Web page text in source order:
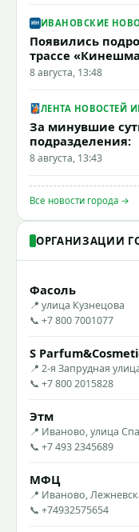
ИВАНОВСКИЕ
Появились
трассе
8 августа, 13:48
ЛЕНТА НОВОСТЕЙ
За минувшие
подразделения:
8 августа, 13:43
Все новости города →
ОРГАНИЗАЦИИ
Фасоль
📍 улица Кузнецова
📞 +7 800 7001077
S
📍 2-я Запрудная
📞 +7 800 2015828
Этм
📍 Иваново, улица
📞 +7 493 2345689
МФЦ
📍 Иваново,
📞 +74932575654